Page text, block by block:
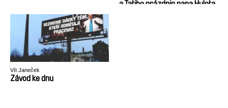
a Tatiho prázdnin pana Hulota
Vít Janeček
Závod ke dnu